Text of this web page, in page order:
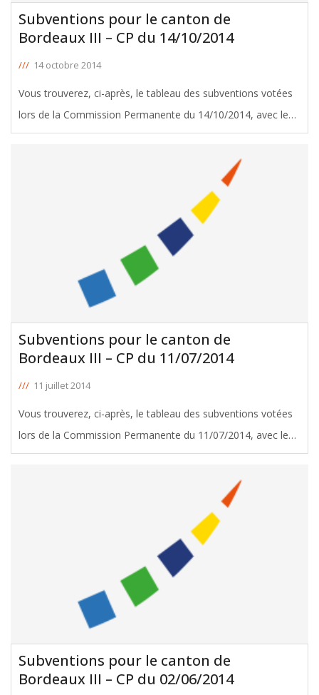
Subventions pour le canton de
Bordeaux III – CP du 14/10/2014
/// 14 octobre 2014
Vous trouverez, ci-après, le tableau des subventions votées
lors de la Commission Permanente du 14/10/2014, avec le
soutien de Michel Duchène, Conseiller Général de Bordeaux
Subventions pour le canton de
Bordeaux III – CP du 11/07/2014
/// 11 juillet 2014
Vous trouverez, ci-après, le tableau des subventions votées
lors de la Commission Permanente du 11/07/2014, avec le
soutien de Michel Duchène, Conseiller Général de Bordeaux
Subventions pour le canton de
Bordeaux III – CP du 02/06/2014